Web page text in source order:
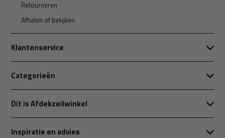
Retourneren
Afhalen of bekijken
Klantenservice
Categorieën
Dit is Afdekzeilwinkel
Inspiratie en advies